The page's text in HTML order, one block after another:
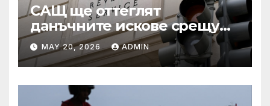
САЩ ще оттеглят
данъчните искове срещу
Тръмп „завинаги“ в
сделката за съдебно дело с
IRS
MAY 20, 2026 ADMIN